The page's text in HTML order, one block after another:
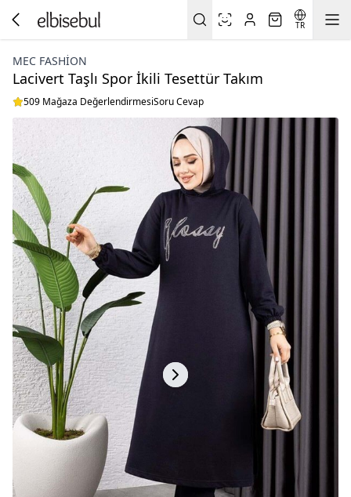
TR
MEC FASHION
Lacivert Taşlı Spor İkili Tesettür Takım
509 Mağaza DeğerlendirmesiSoru Cevap